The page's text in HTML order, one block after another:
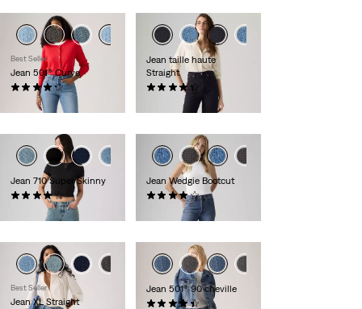
Best Seller
Jean 501® Curve
(703)
119,95 €
Jean taille haute
Straight
(129)
Jean 710 Super Skinny
(262)
Jean Wedgie Bootcut
(439)
Best Seller
Jean XL Straight
Jean 501® 90 cheville
(335)